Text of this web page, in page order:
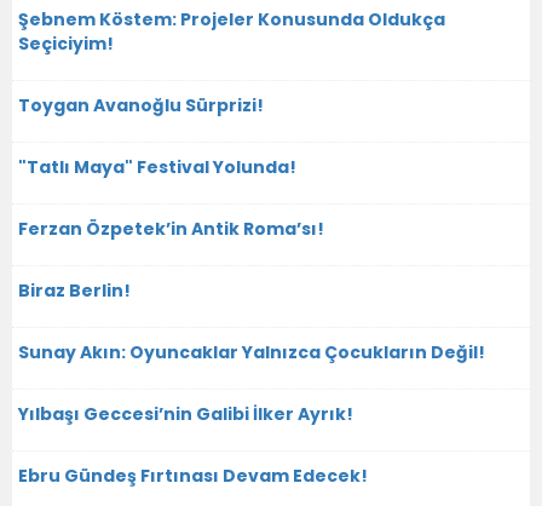
Şebnem Köstem: Projeler Konusunda Oldukça
Seçiciyim!
Toygan Avanoğlu Sürprizi!
"Tatlı Maya" Festival Yolunda!
Ferzan Özpetek’in Antik Roma’sı!
Biraz Berlin!
Sunay Akın: Oyuncaklar Yalnızca Çocukların Değil!
Yılbaşı Geccesi’nin Galibi İlker Ayrık!
Ebru Gündeş Fırtınası Devam Edecek!